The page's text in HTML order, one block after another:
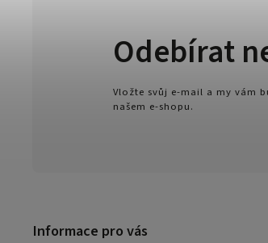
Informace pro vás
Odebírat
Vložte svůj e-mail a my vám
našem e-shopu.